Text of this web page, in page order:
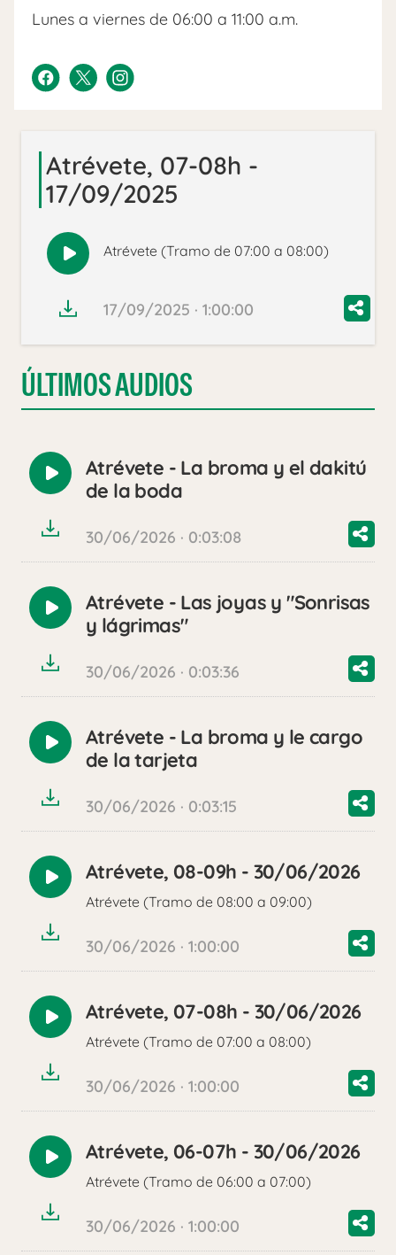
Lunes a viernes de 06:00 a 11:00 a.m.
Atrévete, 07-08h -
17/09/2025
Reproducir
audio
Atrévete (Tramo de 07:00 a 08:00)
17/09/2025 · 1:00:00
ÚLTIMOS AUDIOS
Reproducir
audio
Atrévete - La broma y el dakitú
de la boda
30/06/2026 · 0:03:08
Reproducir
audio
Atrévete - Las joyas y "Sonrisas
y lágrimas"
30/06/2026 · 0:03:36
Reproducir
audio
Atrévete - La broma y le cargo
de la tarjeta
30/06/2026 · 0:03:15
Reproducir
audio
Atrévete, 08-09h - 30/06/2026
Atrévete (Tramo de 08:00 a 09:00)
30/06/2026 · 1:00:00
Reproducir
audio
Atrévete, 07-08h - 30/06/2026
Atrévete (Tramo de 07:00 a 08:00)
30/06/2026 · 1:00:00
Reproducir
audio
Atrévete, 06-07h - 30/06/2026
Atrévete (Tramo de 06:00 a 07:00)
30/06/2026 · 1:00:00